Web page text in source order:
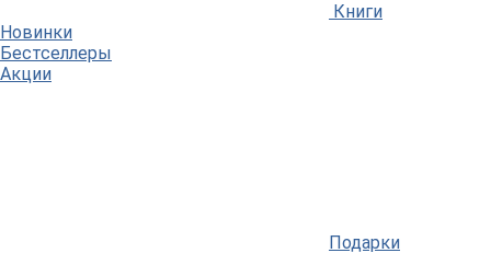
Книги
Новинки
Бестселлеры
Акции
Подарки